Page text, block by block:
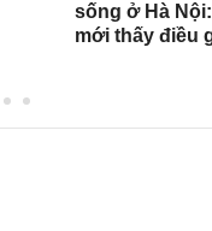
sống ở Hà
mới thấy điều